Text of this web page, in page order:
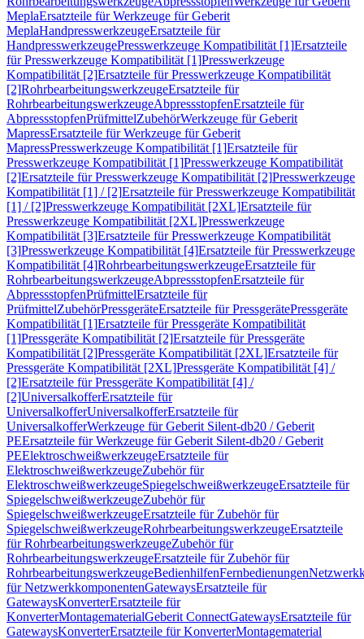
MeplaErsatzteile für Werkzeuge für Geberit
MeplaHandpresswerkzeugeErsatzteile für
HandpresswerkzeugePresswerkzeuge Kompatibilität [1]Ersatzteile
für Presswerkzeuge Kompatibilität [1]Presswerkzeuge
Kompatibilität [2]Ersatzteile für Presswerkzeuge Kompatibilität
[2]RohrbearbeitungswerkzeugeErsatzteile für
RohrbearbeitungswerkzeugeAbpressstopfenErsatzteile für
AbpressstopfenPrüfmittelZubehörWerkzeuge für Geberit
MapressErsatzteile für Werkzeuge für Geberit
MapressPresswerkzeuge Kompatibilität [1]Ersatzteile für
Presswerkzeuge Kompatibilität [1]Presswerkzeuge Kompatibilität
[2]Ersatzteile für Presswerkzeuge Kompatibilität [2]Presswerkzeuge
Kompatibilität [1] / [2]Ersatzteile für Presswerkzeuge Kompatibilität
[1] / [2]Presswerkzeuge Kompatibilität [2XL]Ersatzteile für
Presswerkzeuge Kompatibilität [2XL]Presswerkzeuge
Kompatibilität [3]Ersatzteile für Presswerkzeuge Kompatibilität
[3]Presswerkzeuge Kompatibilität [4]Ersatzteile für Presswerkzeuge
Kompatibilität [4]RohrbearbeitungswerkzeugeErsatzteile für
RohrbearbeitungswerkzeugeAbpressstopfenErsatzteile für
AbpressstopfenPrüfmittelErsatzteile für
PrüfmittelZubehörPressgeräteErsatzteile für PressgerätePressgeräte
Kompatibilität [1]Ersatzteile für Pressgeräte Kompatibilität
[1]Pressgeräte Kompatibilität [2]Ersatzteile für Pressgeräte
Kompatibilität [2]Pressgeräte Kompatibilität [2XL]Ersatzteile für
Pressgeräte Kompatibilität [2XL]Pressgeräte Kompatibilität [4] /
[2]Ersatzteile für Pressgeräte Kompatibilität [4] /
[2]UniversalkofferErsatzteile für
UniversalkofferUniversalkofferErsatzteile für
UniversalkofferWerkzeuge für Geberit Silent-db20 / Geberit
PEErsatzteile für Werkzeuge für Geberit Silent-db20 / Geberit
PEElektroschweißwerkzeugeErsatzteile für
ElektroschweißwerkzeugeZubehör für
ElektroschweißwerkzeugeSpiegelschweißwerkzeugeErsatzteile für
SpiegelschweißwerkzeugeZubehör für
SpiegelschweißwerkzeugeErsatzteile für Zubehör für
SpiegelschweißwerkzeugeRohrbearbeitungswerkzeugeErsatzteile
für RohrbearbeitungswerkzeugeZubehör für
RohrbearbeitungswerkzeugeErsatzteile für Zubehör für
RohrbearbeitungswerkzeugeBedienhilfenFernbedienungen
für NetzwerkkomponentenGatewaysErsatzteile für
GatewaysKonverterErsatzteile für
KonverterMontagematerialGeberit ConnectGatewaysErsatzteile für
GatewaysKonverterErsatzteile für KonverterMontagematerial